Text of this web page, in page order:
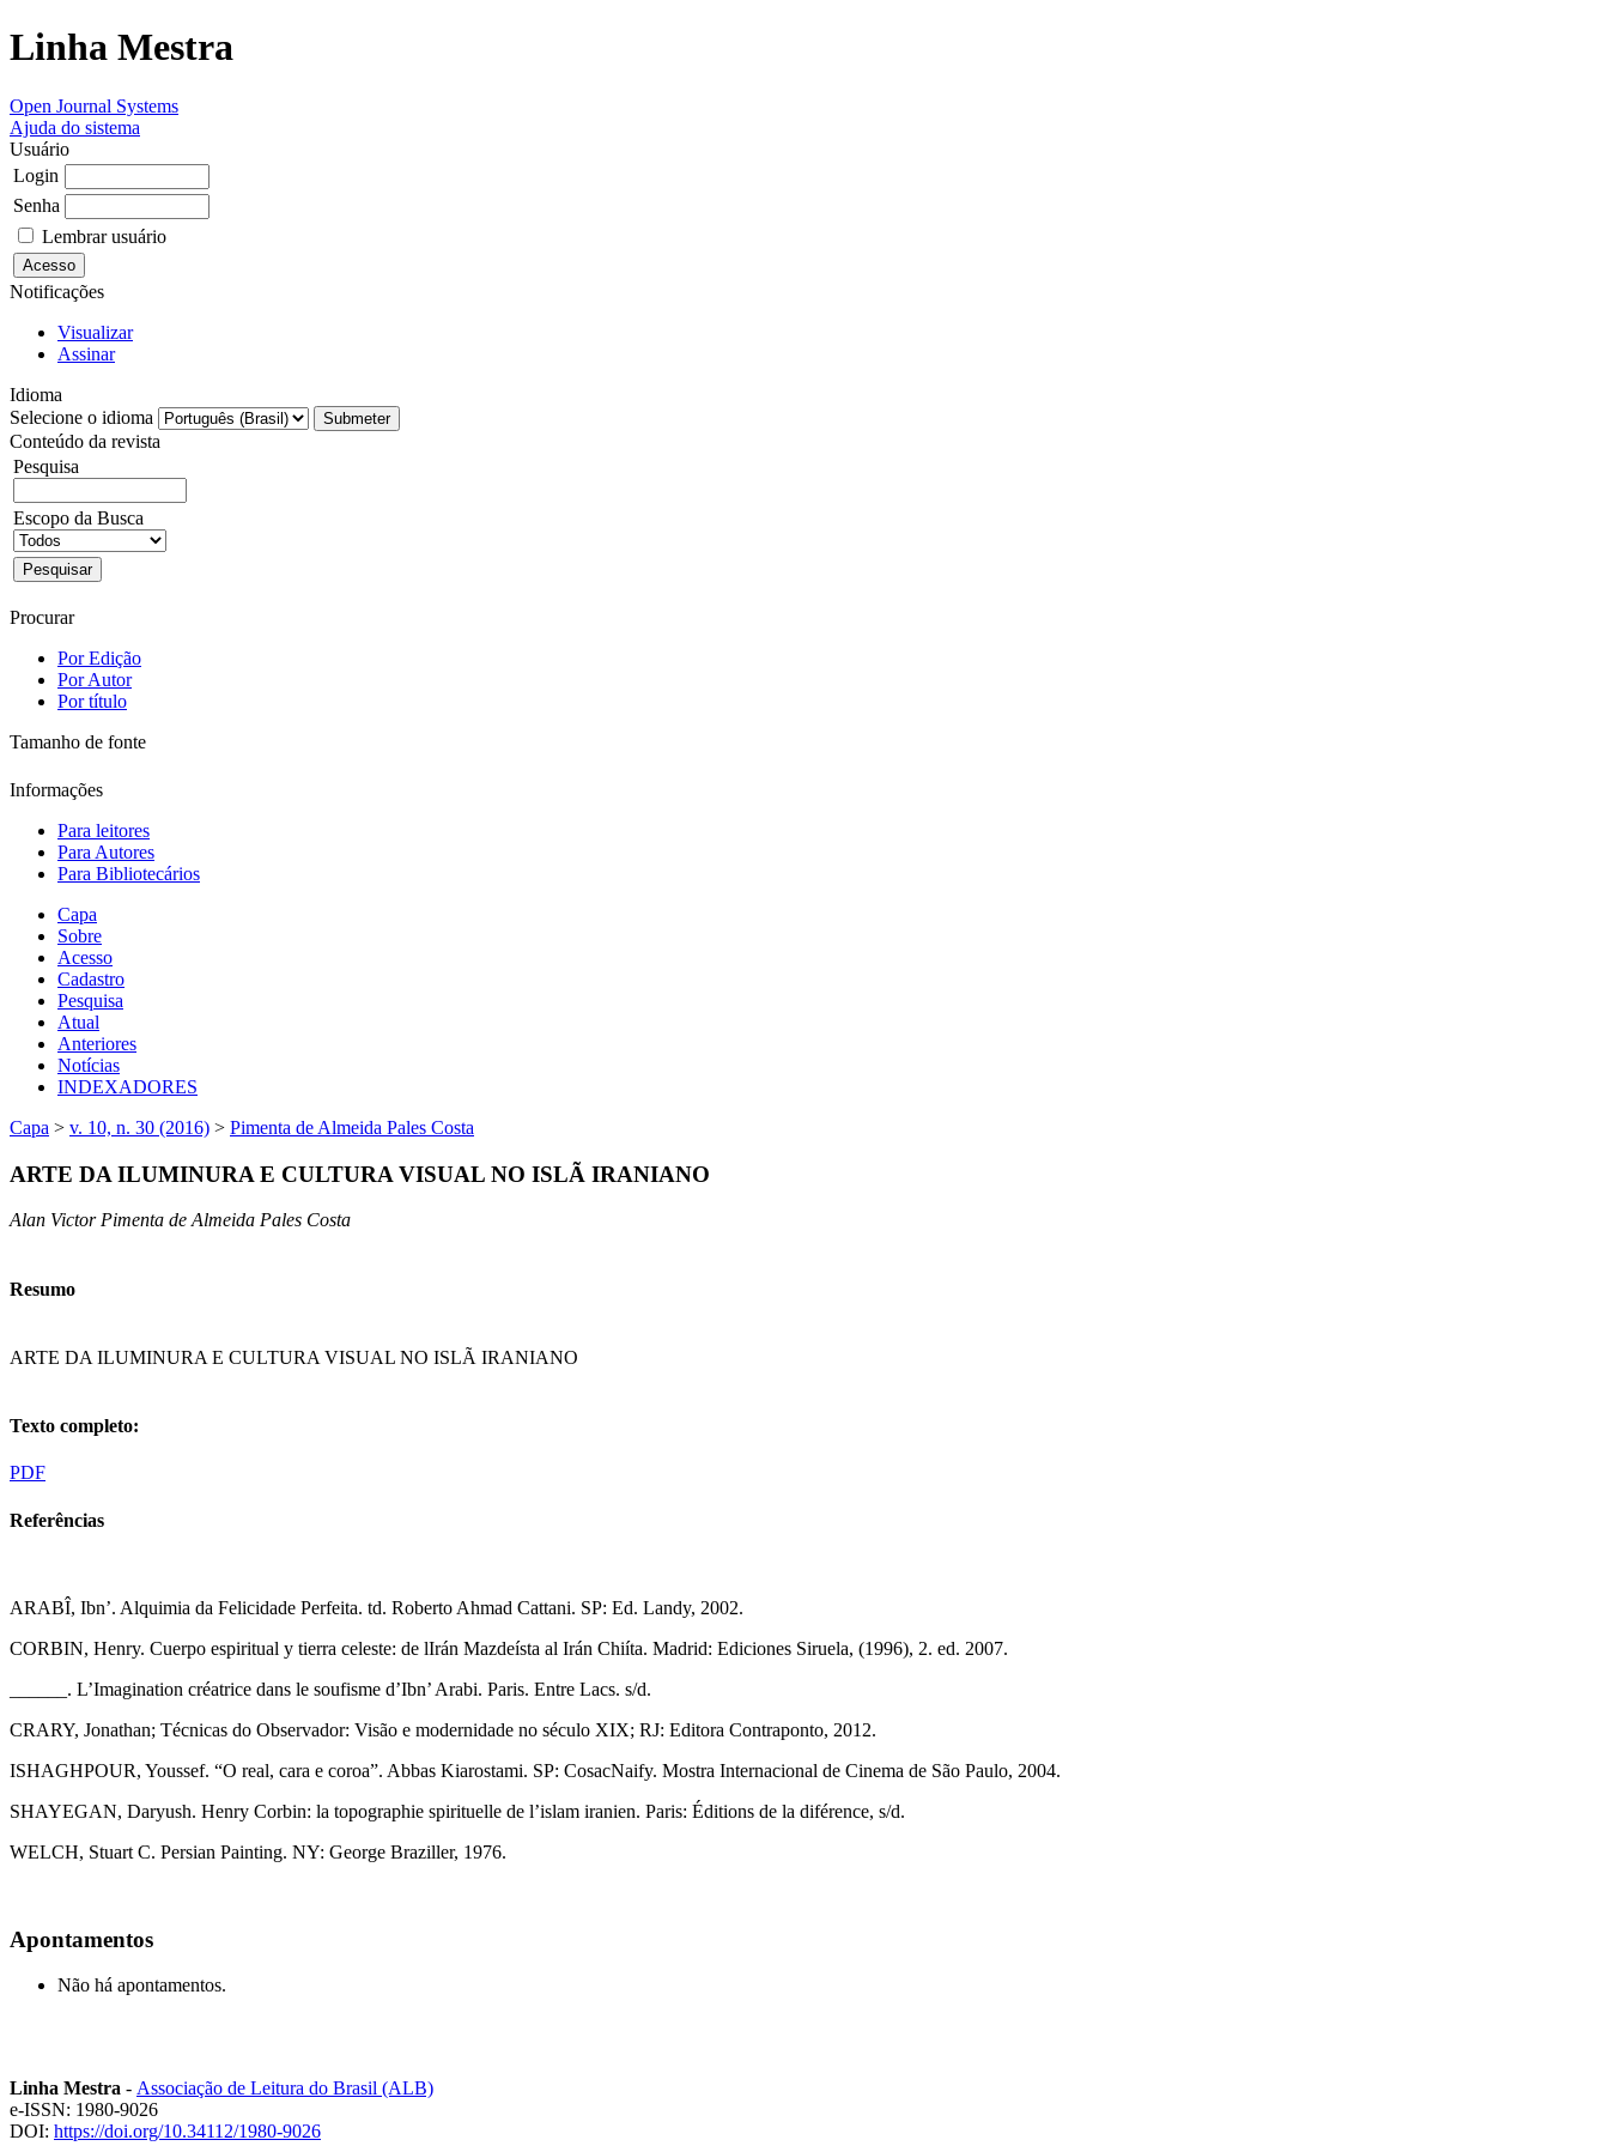
Linha Mestra
Open Journal Systems
Ajuda do sistema
Usuário
Login
Senha
Lembrar usuário
Notificações
Visualizar
Assinar
Idioma
Selecione o idioma
Conteúdo da revista
Pesquisa
Escopo da Busca
Procurar
Por Edição
Por Autor
Por título
Tamanho de fonte
Informações
Para leitores
Para Autores
Para Bibliotecários
Capa
Sobre
Acesso
Cadastro
Pesquisa
Atual
Anteriores
Notícias
INDEXADORES
Capa > v. 10, n. 30 (2016) > Pimenta de Almeida Pales Costa
ARTE DA ILUMINURA E CULTURA VISUAL NO ISLÃ IRANIANO
Alan Victor Pimenta de Almeida Pales Costa
Resumo
ARTE DA ILUMINURA E CULTURA VISUAL NO ISLÃ IRANIANO
Texto completo:
PDF
Referências
ARABÎ, Ibn’. Alquimia da Felicidade Perfeita. td. Roberto Ahmad Cattani. SP: Ed. Landy, 2002.
CORBIN, Henry. Cuerpo espiritual y tierra celeste: de lIrán Mazdeísta al Irán Chiíta. Madrid: Ediciones Siruela, (1996), 2. ed. 2007.
______. L’Imagination créatrice dans le soufisme d’Ibn’ Arabi. Paris. Entre Lacs. s/d.
CRARY, Jonathan; Técnicas do Observador: Visão e modernidade no século XIX; RJ: Editora Contraponto, 2012.
ISHAGHPOUR, Youssef. “O real, cara e coroa”. Abbas Kiarostami. SP: CosacNaify. Mostra Internacional de Cinema de São Paulo, 2004.
SHAYEGAN, Daryush. Henry Corbin: la topographie spirituelle de l’islam iranien. Paris: Éditions de la diférence, s/d.
WELCH, Stuart C. Persian Painting. NY: George Braziller, 1976.
Apontamentos
Não há apontamentos.
Linha Mestra - Associação de Leitura do Brasil (ALB)
e-ISSN: 1980-9026
DOI: https://doi.org/10.34112/1980-9026